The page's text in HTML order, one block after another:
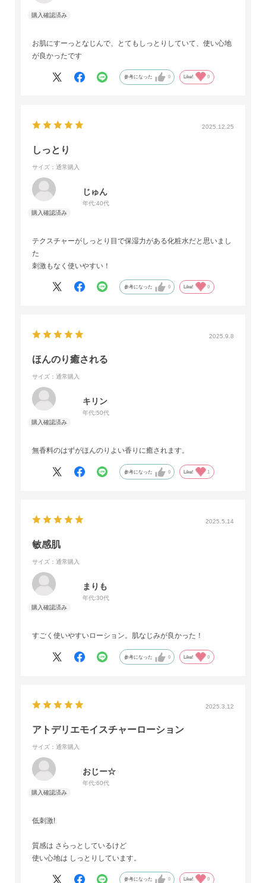
お肌にすーっとなじんで、とてもしっとりしていて、使い心地
が良かったです
参考になった 0 Like! 0
2025.12.25
しっとり
サイズ：通常購入
じゅん
年代:40代
テクスチャーがしっとり目で保湿力がある化粧水だと思いまし
た
刺激もなく使いやすい！
参考になった 0 Like! 0
2025.9.8
ほんのり癒される
サイズ：通常購入
キリン
年代:50代
無香料のはずがほんのりよい香りに癒されます。
参考になった 0 Like! 1
2025.5.14
敏感肌
サイズ：通常購入
まりも
年代:30代
すごく使いやすいローション。肌なじみが良かった！
参考になった 0 Like! 0
2025.3.12
アトデリエモイスチャーローション
サイズ：通常購入
おじー☆
年代:60代
低刺激!
質感は さらっとしているけど
使い心地は しっとりしています。
参考になった 0 Like! 0